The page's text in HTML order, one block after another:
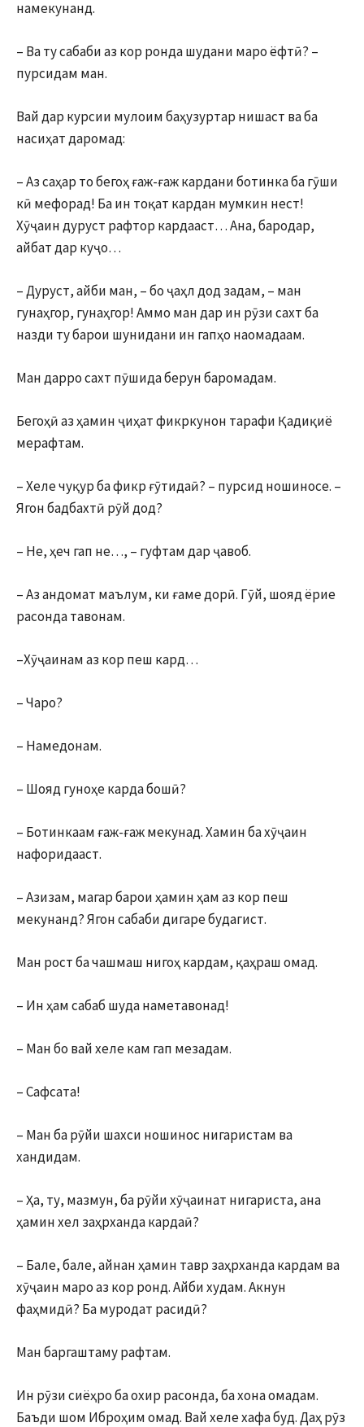
намекунанд.
– Ва ту сабаби аз кор ронда шудани маро ёфтӣ? –
пурсидам ман.
Вай дар курсии мулоим баҳузуртар нишаст ва ба
насиҳат даромад:
– Аз саҳар то бегоҳ ғаж-ғаж кардани ботинка ба гӯши
кӣ мефорад! Ба ин тоқат кардан мумкин нест!
Хӯҷаин дуруст рафтор кардааст… Ана, бародар,
айбат дар куҷо…
– Дуруст, айби ман, – бо ҷаҳл дод задам, – ман
гунаҳгор, гунаҳгор! Аммо ман дар ин рӯзи сахт ба
назди ту барои шунидани ин гапҳо наомадаам.
Ман дарро сахт пӯшида берун баромадам.
Бегоҳӣ аз ҳамин ҷиҳат фикркунон тарафи Қадиқиё
мерафтам.
– Хеле чуқур ба фикр ғӯтидаӣ? – пурсид ношиносе. –
Ягон бадбахтӣ рӯй дод?
– Не, ҳеч гап не…, – гуфтам дар ҷавоб.
– Аз андомат маълум, ки ғаме дорӣ. Гӯй, шояд ёрие
расонда тавонам.
–Хӯҷаинам аз кор пеш кард…
– Чаро?
– Намедонам.
– Шояд гуноҳе карда бошӣ?
– Ботинкаам ғаж-ғаж мекунад. Хамин ба хӯҷаин
нафоридааст.
– Азизам, магар барои ҳамин ҳам аз кор пеш
мекунанд? Ягон сабаби дигаре будагист.
Ман рост ба чашмаш нигоҳ кардам, қаҳраш омад.
– Ин ҳам сабаб шуда наметавонад!
– Ман бо вай хеле кам гап мезадам.
– Сафсата!
– Ман ба рӯйи шахси ношинос нигаристам ва
хандидам.
– Ҳа, ту, мазмун, ба рӯйи хӯҷаинат нигариста, ана
ҳамин хел заҳрханда кардаӣ?
– Бале, бале, айнан ҳамин тавр заҳрханда кардам ва
хӯҷаин маро аз кор ронд. Айби худам. Акнун
фаҳмидӣ? Ба муродат расидӣ?
Ман баргаштаму рафтам.
Ин рӯзи сиёҳро ба охир расонда, ба хона омадам.
Баъди шом Иброҳим омад. Вай хеле хафа буд. Даҳ рӯз